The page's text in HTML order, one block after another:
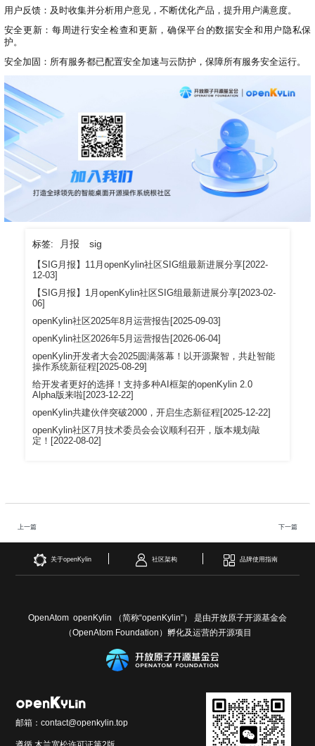
用户反馈：及时收集并分析用户意见，不断优化产品，提升用户满意度。
安全更新：每周进行安全检查和更新，确保平台的数据安全和用户隐私保
护。
安全加固：所有服务都已配置安全加速与云防护，保障所有服务安全运行。
标签: 月报 sig
【SIG月报】11月openKylin社区SIG组最新进展分享[2022-
12-03]
【SIG月报】1月openKylin社区SIG组最新进展分享[2023-02-
06]
openKylin社区2025年8月运营报告[2025-09-03]
openKylin社区2026年5月运营报告[2026-06-04]
openKylin开发者大会2025圆满落幕！以开源聚智，共赴智能
操作系统新征程[2025-08-29]
给开发者更好的选择！支持多种AI框架的openKylin 2.0
Alpha版来啦[2023-12-22]
openKylin共建伙伴突破2000，开启生态新征程[2025-12-22]
openKylin社区7月技术委员会会议顺利召开，版本规划敲
定！[2022-08-02]
上一篇 下一篇
关于openKylin 社区架构 品牌使用指南
OpenAtom openKylin （简称“openKylin”） 是由开放原子开源基金会
（OpenAtom Foundation）孵化及运营的开源项目
邮箱：contact@openkylin.top